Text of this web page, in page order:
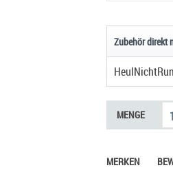
Zubehör direkt
MENGE
MERKEN